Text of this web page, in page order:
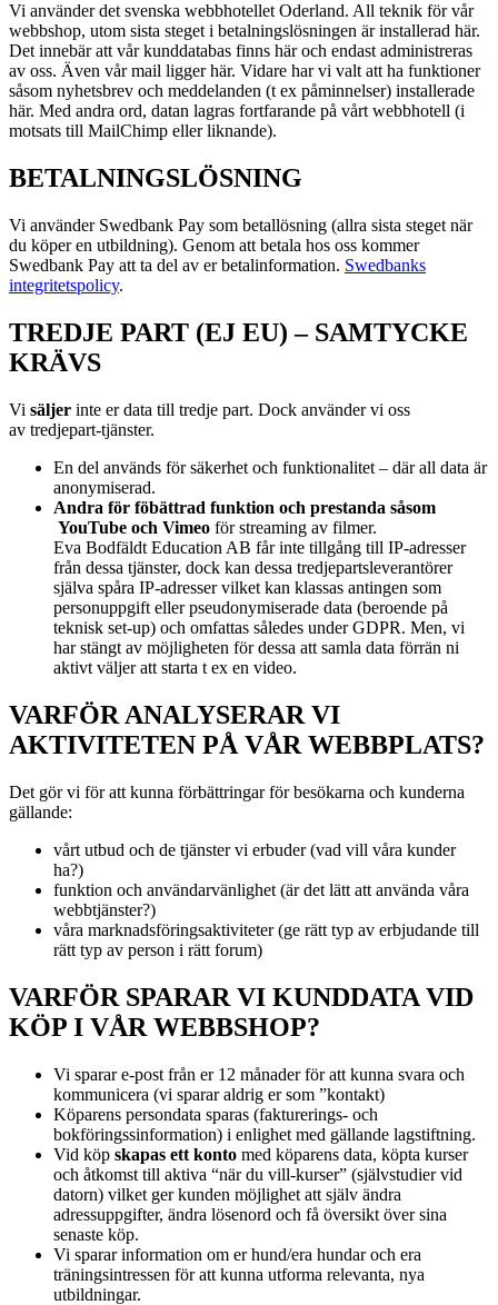
Vi använder det svenska webbhotellet Oderland. All teknik för vår
webbshop, utom sista steget i betalningslösningen är installerad här.
Det innebär att vår kunddatabas finns här och endast administreras
av oss. Även vår mail ligger här. Vidare har vi valt att ha funktioner
såsom nyhetsbrev och meddelanden (t ex påminnelser) installerade
här. Med andra ord, datan lagras fortfarande på vårt webbhotell (i
motsats till MailChimp eller liknande).
BETALNINGSLÖSNING
Vi använder Swedbank Pay som betallösning (allra sista steget när
du köper en utbildning). Genom att betala hos oss kommer
Swedbank Pay att ta del av er betalinformation. Swedbanks
integritetspolicy.
TREDJE PART (EJ EU) – SAMTYCKE
KRÄVS
Vi säljer inte er data till tredje part. Dock använder vi oss
av tredjepart-tjänster.
En del används för säkerhet och funktionalitet – där all data är
anonymiserad.
Andra för föbättrad funktion och prestanda såsom
YouTube och Vimeo för streaming av filmer.
Eva Bodfäldt Education AB får inte tillgång till IP-adresser
från dessa tjänster, dock kan dessa tredjepartsleverantörer
själva spåra IP-adresser vilket kan klassas antingen som
personuppgift eller pseudonymiserade data (beroende på
teknisk set-up) och omfattas således under GDPR. Men, vi
har stängt av möjligheten för dessa att samla data förrän ni
aktivt väljer att starta t ex en video.
VARFÖR ANALYSERAR VI
AKTIVITETEN PÅ VÅR WEBBPLATS?
Det gör vi för att kunna förbättringar för besökarna och kunderna
gällande:
vårt utbud och de tjänster vi erbuder (vad vill våra kunder
ha?)
funktion och användarvänlighet (är det lätt att använda våra
webbtjänster?)
våra marknadsföringsaktiviteter (ge rätt typ av erbjudande till
rätt typ av person i rätt forum)
VARFÖR SPARAR VI KUNDDATA VID
KÖP I VÅR WEBBSHOP?
Vi sparar e-post från er 12 månader för att kunna svara och
kommunicera (vi sparar aldrig er som ”kontakt)
Köparens persondata sparas (fakturerings- och
bokföringssinformation) i enlighet med gällande lagstiftning.
Vid köp skapas ett konto med köparens data, köpta kurser
och åtkomst till aktiva “när du vill-kurser” (självstudier vid
datorn) vilket ger kunden möjlighet att själv ändra
adressuppgifter, ändra lösenord och få översikt över sina
senaste köp.
Vi sparar information om er hund/era hundar och era
träningsintressen för att kunna utforma relevanta, nya
utbildningar.